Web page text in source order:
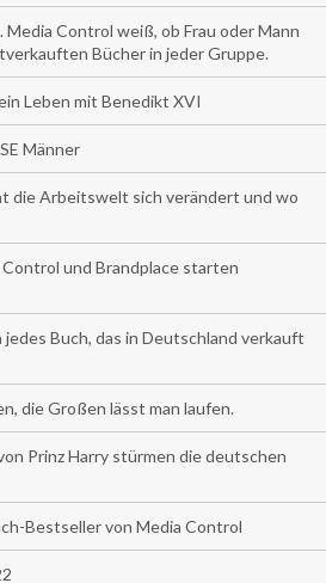
Control weiß, ob Frau oder Mann
Bücher in jeder Gruppe.
Leben mit Benedikt XVI
Männer
die Arbeitswelt sich verändert und wo
Control und Brandplace starten
Buch, das in Deutschland verkauft
die Großen lässt man laufen.
Prinz Harry stürmen die deutschen
Bestseller von Media Control